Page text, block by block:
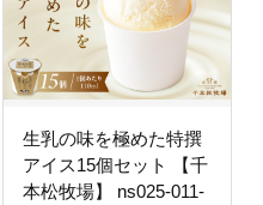
生乳の味を極めた特撰
アイス15個セット 【千
本松牧場】 ns025-011-